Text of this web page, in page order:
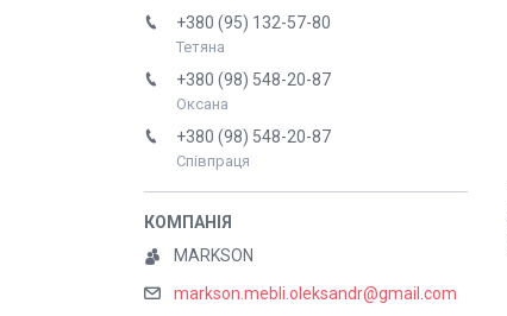
+380 (95) 132-57-80
Тетяна
+380 (98) 548-20-87
Оксана
+380 (98) 548-20-87
Співпраця
MARKSON
markson.mebli.oleksandr@gmail.com